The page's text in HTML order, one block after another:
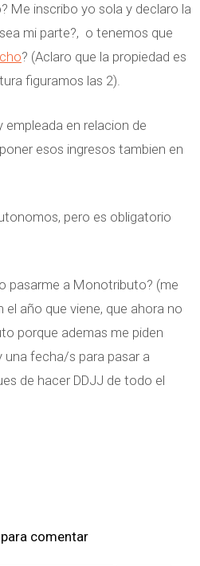
Me inscribo yo sola y declaro la
mi parte?, o tenemos que
? (Aclaro que la propiedad es
figuramos las 2).
en relacion de
esos ingresos tambien en
pero es obligatorio
pasarme a Monotributo? (me
el año que viene, que ahora no
porque ademas me piden
una fecha/s para pasar a
de hacer DDJJ de todo el
para comentar